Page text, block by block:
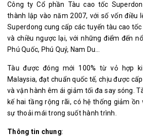
Công ty Cổ phần Tàu cao tốc
thành lập vào năm 2007, với số vốn điều
Superdong cung cấp các tuyến tàu cao
và chiều ngược lại, với những điểm đến
Phú Quốc, Phú Quý, Nam Du…
Tàu được đóng mới 100% từ vỏ hợp
Malaysia, đạt chuẩn quốc tế, chịu được
và vận hành êm ái giảm tối đa say sóng.
kế hai tầng rộng rãi, có hệ thống giảm
sự thoải mái trong suốt hành trình.
Thông tin chung: